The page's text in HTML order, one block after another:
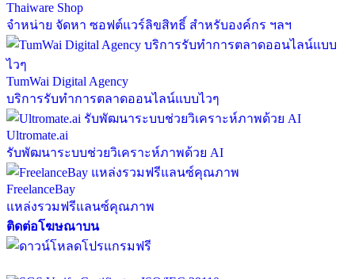
Thaiware Shop
จำหน่าย จัดหา ซอฟต์แวร์ลิขสิทธิ์ สำหรับองค์กร ฯลฯ
TumWai Digital Agency
บริการรับทำการตลาดออนไลน์แบบไวๆ
Ultromate.ai
รับพัฒนาระบบช่วยวิเคราะห์ภาพด้วย AI
FreelanceBay
แหล่งรวมฟรีแลนซ์คุณภาพ
ติดต่อโฆษณาบน